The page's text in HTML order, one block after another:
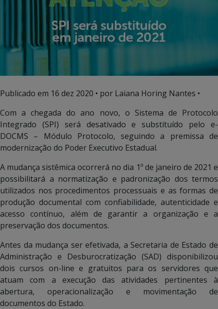
Publicado em 16 dez 2020 • por Laiana Horing Nantes •
Com a chegada do ano novo, o Sistema de Protocolo
Integrado (SPI) será desativado e substituído pelo e-
DOCMS – Módulo Protocolo, seguindo a premissa de
modernização do Poder Executivo Estadual.
A mudança sistêmica ocorrerá no dia 1º de janeiro de 2021 e
possibilitará a normatização e padronização dos termos
utilizados nos procedimentos processuais e as formas de
produção documental com confiabilidade, autenticidade e
acesso contínuo, além de garantir a organização e a
preservação dos documentos.
Antes da mudança ser efetivada, a Secretaria de Estado de
Administração e Desburocratização (SAD) disponibilizou
dois cursos on-line e gratuitos para os servidores que
atuam com a execução das atividades pertinentes à
abertura, operacionalização e movimentação de
documentos do Estado.